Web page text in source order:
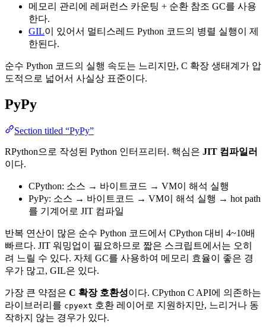
메모리 관리에 레퍼런스 카운팅 + 순환 참조 GC를 사용
한다.
GIL이 있어서 멀티스레드 Python 코드의 병렬 실행이 제
한된다.
순수 Python 코드의 실행 속도는 느리지만, C 확장 생태계가 압
도적으로 넓어서 사실상 표준이다.
PyPy
Section titled “PyPy”
RPython으로 작성된 Python 인터프리터. 핵심은 JIT 컴파일러
이다.
CPython: 소스 → 바이트코드 → VM이 해석 실행
PyPy: 소스 → 바이트코드 → VM이 해석 실행 → hot path
를 기계어로 JIT 컴파일
반복 연산이 많은 순수 Python 코드에서 CPython 대비 4~10배
빠르다. JIT 워밍업이 필요하므로 짧은 스크립트에서는 오히
려 느릴 수 있다. 자체 GC를 사용하여 메모리 효율이 좋은 경
우가 많고, GIL은 있다.
가장 큰 약점은 C 확장 호환성이다. CPython C API에 의존하는
라이브러리를 cpyext 호환 레이어로 지원하지만, 느리거나 동
작하지 않는 경우가 있다.